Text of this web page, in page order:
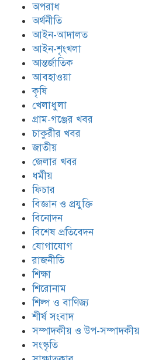
অপরাধ
অর্থনীতি
আইন-আদালত
আইন-শৃংখলা
আন্তর্জাতিক
আবহাওয়া
কৃষি
খেলাধুলা
গ্রাম-গঞ্জের খবর
চাকুরীর খবর
জাতীয়
জেলার খবর
ধর্মীয়
ফিচার
বিজ্ঞান ও প্রযুক্তি
বিনোদন
বিশেষ প্রতিবেদন
যোগাযোগ
রাজনীতি
শিক্ষা
শিরোনাম
শিল্প ও বাণিজ্য
শীর্ষ সংবাদ
সম্পাদকীয় ও উপ-সম্পাদকীয়
সংস্কৃতি